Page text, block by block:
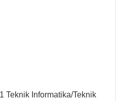
Teknik Informatika/Teknik